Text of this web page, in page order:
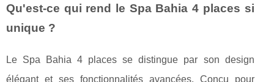
Qu'est-ce qui rend le Spa Bahia 4 places si
unique ?
Le Spa Bahia 4 places se distingue par son design
élégant et ses fonctionnalités avancées. Conçu pour